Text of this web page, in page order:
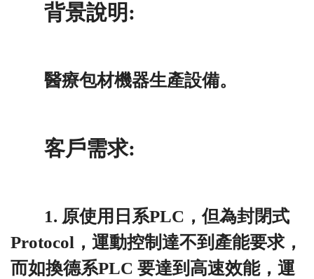
背景說明:
醫療包材機器生產設備。
客戶需求:
1. 原使用日系PLC，但為封閉式
Protocol，運動控制達不到產能要求，
而如換德系PLC 要達到高速效能，運